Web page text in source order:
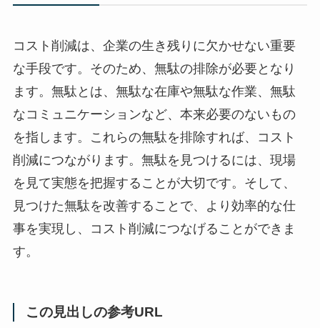
コスト削減は、企業の生き残りに欠かせない重要
な手段です。そのため、無駄の排除が必要となり
ます。無駄とは、無駄な在庫や無駄な作業、無駄
なコミュニケーションなど、本来必要のないもの
を指します。これらの無駄を排除すれば、コスト
削減につながります。無駄を見つけるには、現場
を見て実態を把握することが大切です。そして、
見つけた無駄を改善することで、より効率的な仕
事を実現し、コスト削減につなげることができま
す。
この見出しの参考URL